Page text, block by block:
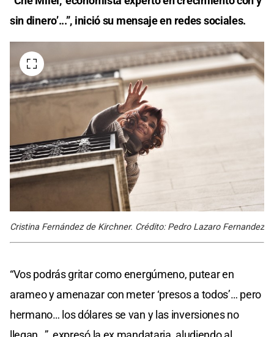
sin dinero’...”, inició su mensaje en redes sociales.
Cristina Fernández de Kirchner. Crédito: Pedro Lazaro Fernandez
“Vos podrás gritar como energúmeno, putear en
arameo y amenazar con meter ‘presos a todos’… pero
hermano… los dólares se van y las inversiones no